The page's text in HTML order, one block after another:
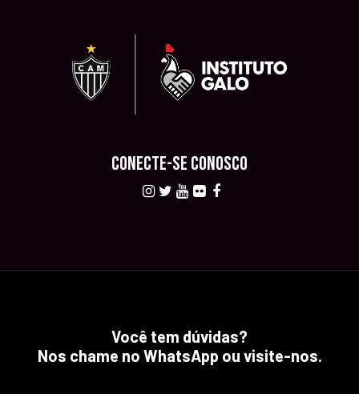
CONECTE-SE CONOSCO
Você tem dúvidas?
Nos chame no WhatsApp ou visite-nos.